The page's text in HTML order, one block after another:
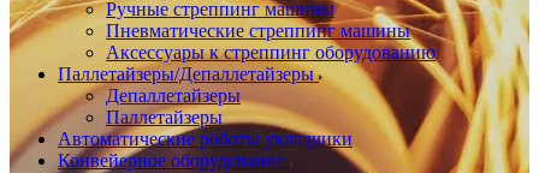
Ручные стреппинг машины
Пневматические стреппинг машины
Аксессуары к стреппинг оборудованию
Паллетайзеры/Депаллетайзеры
Депаллетайзеры
Паллетайзеры
Автоматические роботы укладчики
Конвейерное оборудование